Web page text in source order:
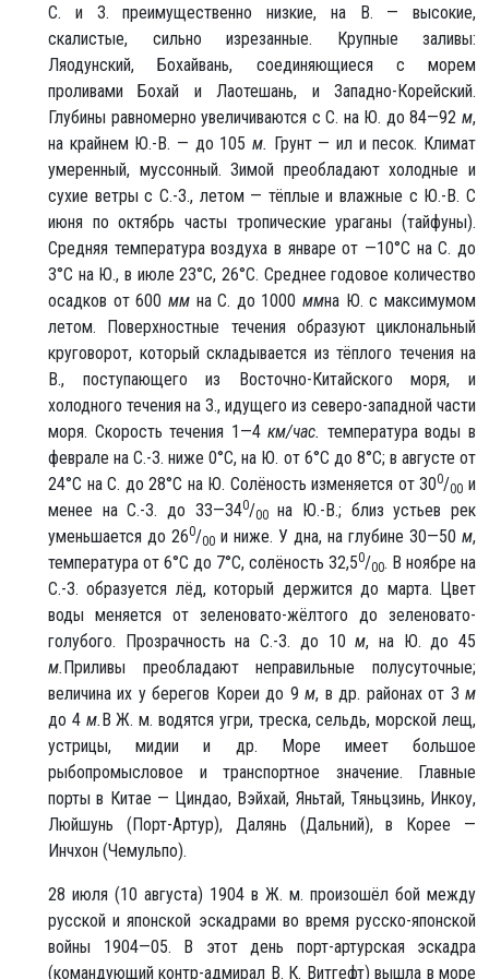
С. и З. преимущественно низкие, на В. — высокие,
скалистые, сильно изрезанные. Крупные заливы:
Ляодунский, Бохайвань, соединяющиеся с морем
проливами Бохай и Лаотешань, и Западно-Корейский.
Глубины равномерно увеличиваются с С. на Ю. до 84—92 м,
на крайнем Ю.-В. — до 105 м. Грунт — ил и песок. Климат
умеренный, муссонный. Зимой преобладают холодные и
сухие ветры с С.-З., летом — тёплые и влажные с Ю.-В. С
июня по октябрь часты тропические ураганы (тайфуны).
Средняя температура воздуха в январе от —10°С на С. до
3°С на Ю., в июле 23°С, 26°С. Среднее годовое количество
осадков от 600 ммна С. до 1000ммна Ю. с максимумом
летом. Поверхностные течения образуют циклональный
круговорот, который складывается из тёплого течения на
В., поступающего из Восточно-Китайского моря, и
холодного течения на З., идущего из северо-западной части
моря. Скорость течения 1—4км/час. температура воды в
феврале на С.-З. ниже 0°С, на Ю. от 6°С до 8°С; в августе от
24°С на С. до 28°С на Ю. Солёность изменяется от 300/00 и
менее на С.-З. до 33—340/00на Ю.-В.; близ устьев рек
уменьшается до 260/00 и ниже. У дна, на глубине 30—50 м,
температура от 6°С до 7°С, солёность 32,50/00. В ноябре на
С.-З. образуется лёд, который держится до марта. Цвет
воды меняется от зеленовато-жёлтого до зеленовато-
голубого. Прозрачность на С.-З. до 10м, на Ю. до 45
м.Приливы преобладают неправильные полусуточные;
величина их у берегов Кореи до 9м, в др. районах от 3м
до 4 м.В Ж. м. водятся угри, треска, сельдь, морской лещ,
устрицы, мидии и др. Море имеет большое
рыбопромысловое и транспортное значение. Главные
порты в Китае — Циндао, Вэйхай, Яньтай, Тяньцзинь, Инкоу,
Люйшунь (Порт-Артур), Далянь (Дальний), в Корее —
Инчхон (Чемульпо).
28 июля (10 августа) 1904 в Ж. м. произошёл бой между
русской и японской эскадрами во время русско-японской
войны 1904—05. В этот день порт-артурская эскадра
(командующий контр-адмирал В. К. Витгефт) вышла в море